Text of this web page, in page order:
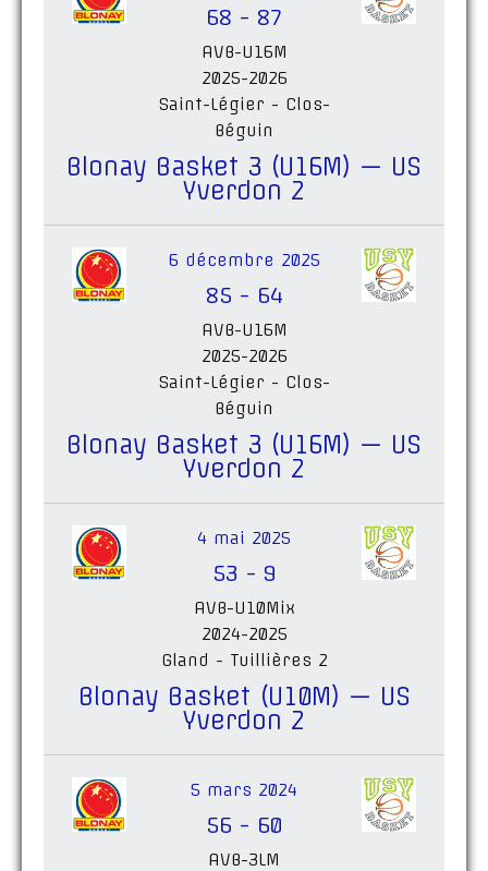
68 - 87
AVB-U16M
2025-2026
Saint-Légier - Clos-
Béguin
Blonay Basket 3 (U16M) — US
Yverdon 2
6 décembre 2025
85 - 64
AVB-U16M
2025-2026
Saint-Légier - Clos-
Béguin
Blonay Basket 3 (U16M) — US
Yverdon 2
4 mai 2025
53 - 9
AVB-U10Mix
2024-2025
Gland - Tuillières 2
Blonay Basket (U10M) — US
Yverdon 2
5 mars 2024
56 - 60
AVB-3LM